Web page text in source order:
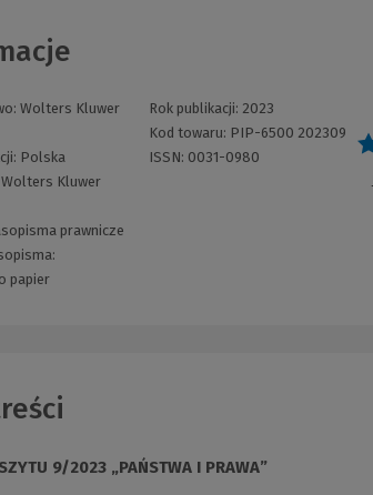
Wolters Kluwer
Polska
Wolters Kluwer
prawnicze
papier
Rok publikacji: 2023
Kod towaru: PIP-6500 202309
ISSN: 0031-0980
9/2023 „PAŃSTWA I PRAWA”